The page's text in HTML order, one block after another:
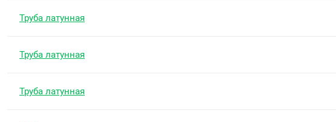
Труба латунная
Труба латунная
Труба латунная